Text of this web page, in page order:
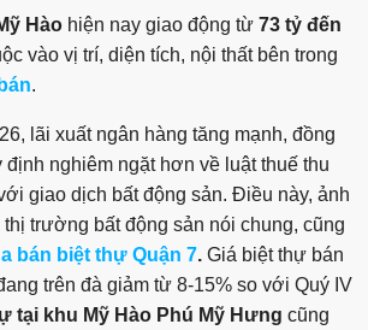
Hào hiện nay giao động từ 73 tỷ đến
vào vị trí, diện tích, nội thất bên trong
bán.
lãi xuất ngân hàng tăng mạnh, đồng
nghiêm ngặt hơn về luật thuế thu
giao dịch bất động sản. Điều này, ảnh
trường bất động sản nói chung, cũng
bán biệt thự Quận 7. Giá biệt thự bán
trên đà giảm từ 8-15% so với Quý IV
tại khu Mỹ Hào Phú Mỹ Hưng cũng